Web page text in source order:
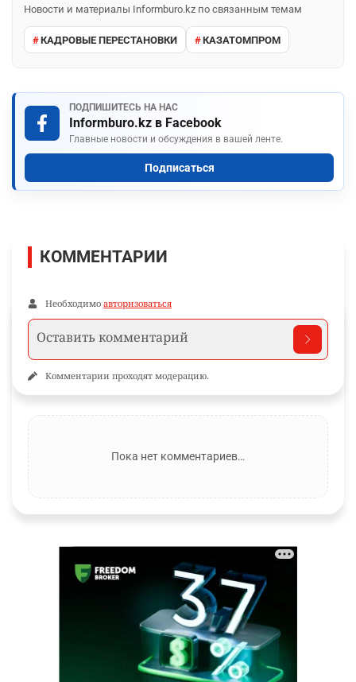
Новости и материалы Informburo.kz по связанным темам
КАДРОВЫЕ ПЕРЕСТАНОВКИ КАЗАТОМПРОМ
ПОДПИШИТЕСЬ НА НАС
Informburo.kz в Facebook
Главные новости и обсуждения в вашей ленте.
Подписаться
КОММЕНТАРИИ
Необходимо авторизоваться
Комментарии проходят модерацию.
Пока нет комментариев…